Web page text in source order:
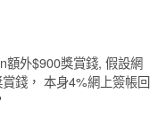
額外$900獎賞錢, 假設網
錢， 本身4%網上簽帳回